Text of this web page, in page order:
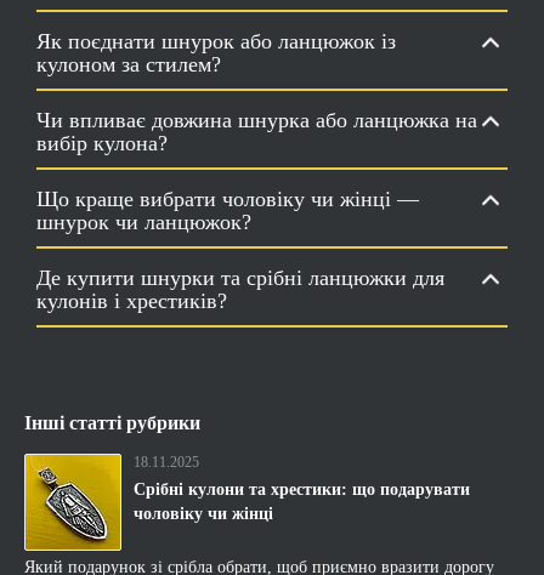
Як поєднати шнурок або ланцюжок із
кулоном за стилем?
Чи впливає довжина шнурка або ланцюжка на
вибір кулона?
Що краще вибрати чоловіку чи жінці —
шнурок чи ланцюжок?
Де купити шнурки та срібні ланцюжки для
кулонів і хрестиків?
Інші статті рубрики
18.11.2025
Срібні кулони та хрестики: що подарувати
чоловіку чи жінці
Який подарунок зі срібла обрати, щоб приємно вразити дорогу